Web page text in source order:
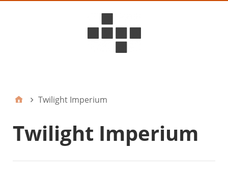
Twilight Imperium
Twilight Imperium